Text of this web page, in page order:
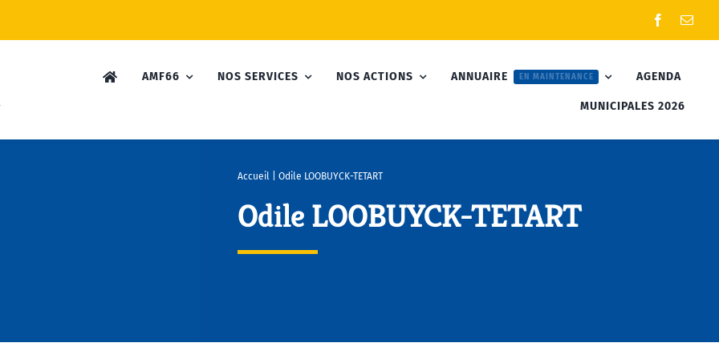
AMF66 NOS SERVICES NOS ACTIONS ANNUAIRE EN MAINTENANCE AGENDA
MUNICIPALES 2026
Accueil| Odile LOOBUYCK-TETART
Odile LOOBUYCK-TETART